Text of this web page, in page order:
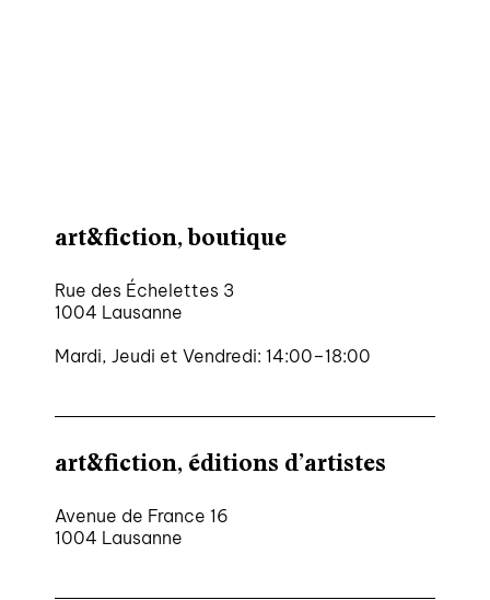
art&fiction, boutique
Rue des Échelettes 3
1004 Lausanne
Mardi, Jeudi et Vendredi: 14:00–18:00
art&fiction, éditions d’artistes
Avenue de France 16
1004 Lausanne